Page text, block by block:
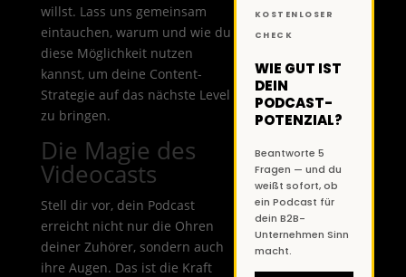
willst. Lass uns gemeinsam
eintauchen, warum und wie du
diese Möglichkeit nutzen
kannst, um deine Content-
Strategie auf das nächste Level
zu bringen.
Die Magie des
Videocasts
Stell dir vor, dein Podcast
erreicht nicht nur die Ohren
deiner Zuhörer, sondern auch
ihre Augen. Das ist die Kraft
KOSTENLOSER
CHECK
WIE GUT IST
DEIN
PODCAST-
POTENZIAL?
Beantworte 5
Fragen — und du
weißt sofort, ob
ein Podcast für
dein B2B-
Unternehmen Sinn
macht.